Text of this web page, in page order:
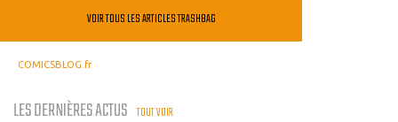
VOIR TOUS LES ARTICLES TRASHBAG
COMICSBLOG.fr
LES DERNIÈRES ACTUS TOUT VOIR